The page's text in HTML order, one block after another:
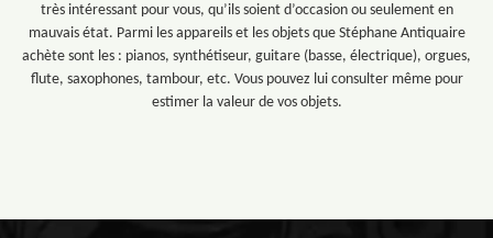
très intéressant pour vous, qu’ils soient d’occasion ou seulement en
mauvais état. Parmi les appareils et les objets que Stéphane Antiquaire
achète sont les : pianos, synthétiseur, guitare (basse, électrique), orgues,
flute, saxophones, tambour, etc. Vous pouvez lui consulter même pour
estimer la valeur de vos objets.